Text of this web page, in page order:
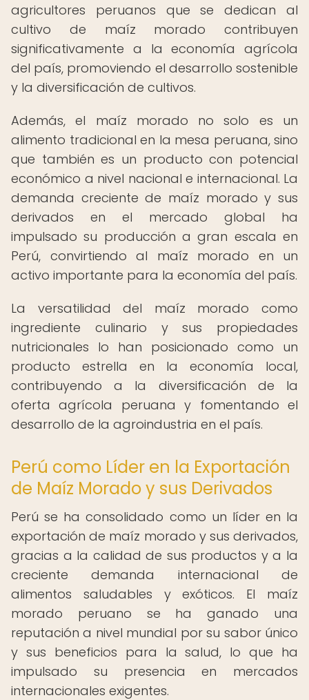
agricultores peruanos que se dedican al
cultivo de maíz morado contribuyen
significativamente a la economía agrícola
del país, promoviendo el desarrollo sostenible
y la diversificación de cultivos.
Además, el maíz morado no solo es un
alimento tradicional en la mesa peruana, sino
que también es un producto con potencial
económico a nivel nacional e internacional. La
demanda creciente de maíz morado y sus
derivados en el mercado global ha
impulsado su producción a gran escala en
Perú, convirtiendo al maíz morado en un
activo importante para la economía del país.
La versatilidad del maíz morado como
ingrediente culinario y sus propiedades
nutricionales lo han posicionado como un
producto estrella en la economía local,
contribuyendo a la diversificación de la
oferta agrícola peruana y fomentando el
desarrollo de la agroindustria en el país.
Perú como Líder en la Exportación
de Maíz Morado y sus Derivados
Perú se ha consolidado como un líder en la
exportación de maíz morado y sus derivados,
gracias a la calidad de sus productos y a la
creciente demanda internacional de
alimentos saludables y exóticos. El maíz
morado peruano se ha ganado una
reputación a nivel mundial por su sabor único
y sus beneficios para la salud, lo que ha
impulsado su presencia en mercados
internacionales exigentes.